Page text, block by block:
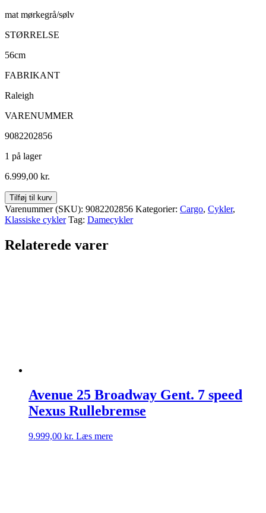
mat mørkegrå/sølv
STØRRELSE
56cm
FABRIKANT
Raleigh
VARENUMMER
9082202856
1 på lager
6.999,00 kr.
Raleigh
Yate
Cargo
7g
fod
Tilføj til kurv
Varenummer (SKU): 9082202856 Kategorier: Cargo, Cykler,
Klassiske cykler Tag: Damecykler
Relaterede varer
Avenue 25 Broadway Gent. 7 speed
Nexus Rullebremse
9.999,00 kr. Læs mere